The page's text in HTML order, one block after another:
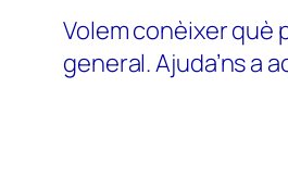
Volem conèixer què
general. Ajuda’ns a